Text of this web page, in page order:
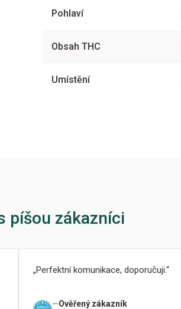
Pohlaví
Obsah THC
Umístění
píšou zákazníci
Perfektní komunikace, doporučuji.
Ověřený zákazník